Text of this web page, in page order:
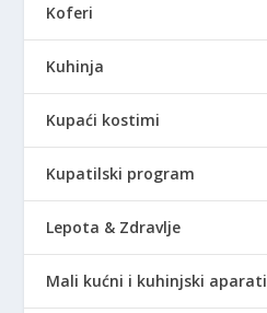
Koferi
Kuhinja
Kupaći kostimi
Kupatilski program
Lepota & Zdravlje
Mali kućni i kuhinjski aparati